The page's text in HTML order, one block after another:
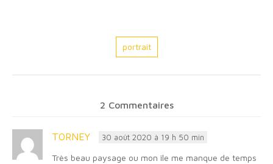
portrait
2 Commentaires
TORNEY 30 août 2020 à 19 h 50 min
Très beau paysage ou mon île me manque de temps